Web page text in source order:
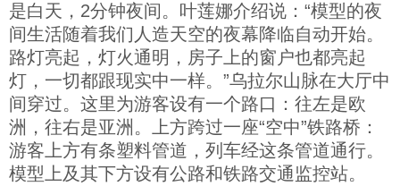
是白天，2分钟夜间。叶莲娜介绍说：“模型的夜
间生活随着我们人造天空的夜幕降临自动开始。
路灯亮起，灯火通明，房子上的窗户也都亮起
灯，一切都跟现实中一样。”乌拉尔山脉在大厅中
间穿过。这里为游客设有一个路口：往左是欧
洲，往右是亚洲。上方跨过一座“空中”铁路桥：
游客上方有条塑料管道，列车经这条管道通行。
模型上及其下方设有公路和铁路交通监控站。